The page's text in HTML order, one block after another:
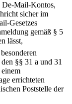
De-Mail-Kontos,
sicher im
Gesetzes
gemäß § 5
lässt,
§§ 31 a und 31
errichteten
Poststelle der